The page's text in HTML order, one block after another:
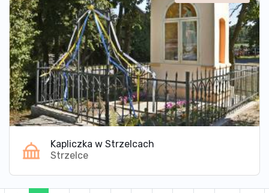
Kapliczka w Strzelcach
Strzelce